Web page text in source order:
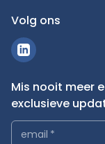
Volg ons
Mis nooit meer
exclusieve
email *